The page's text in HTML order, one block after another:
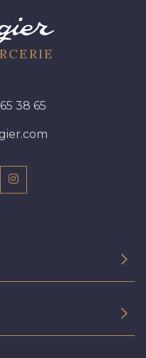
38 65